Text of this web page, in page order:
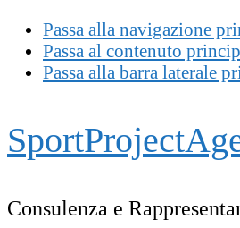
Passa alla navigazione
Passa al contenuto
Passa alla barra laterale
Consulenza e